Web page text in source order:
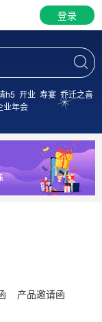
登录
h5 开业 寿宴 乔迁之喜
业年会
产品邀请函